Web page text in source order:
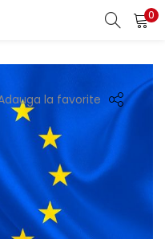
0
REGISTER
to login.
la favorite